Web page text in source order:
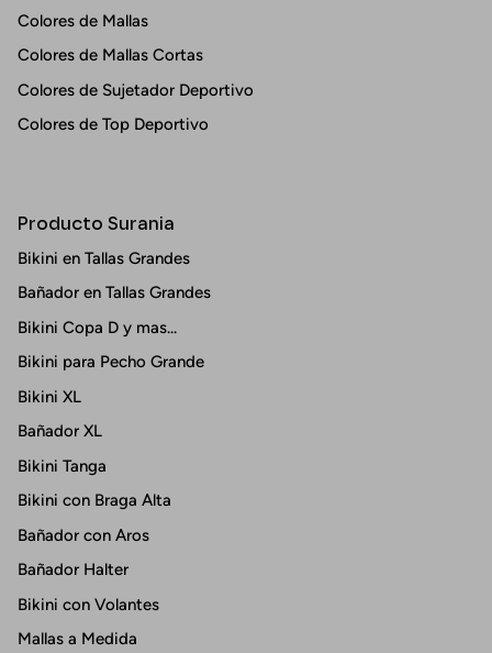
Colores de Mallas
Colores de Mallas Cortas
Colores de Sujetador Deportivo
Colores de Top Deportivo
Producto Surania
Bikini en Tallas Grandes
Bañador en Tallas Grandes
Bikini Copa D y mas...
Bikini para Pecho Grande
Bikini XL
Bañador XL
Bikini Tanga
Bikini con Braga Alta
Bañador con Aros
Bañador Halter
Bikini con Volantes
Mallas a Medida